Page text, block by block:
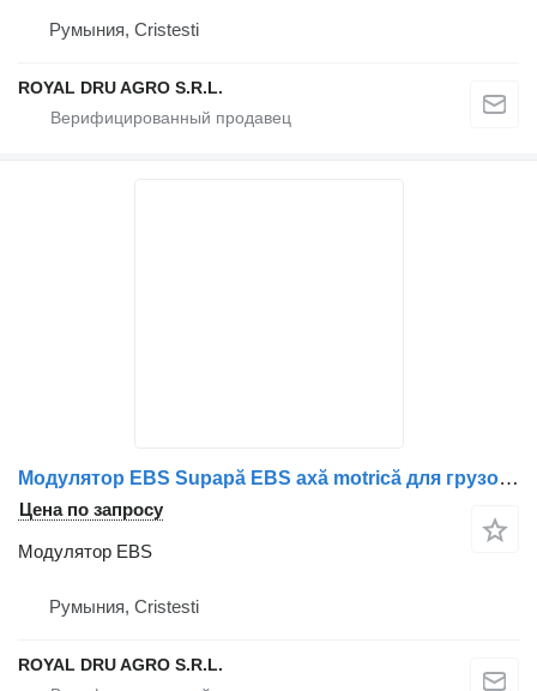
Румыния, Cristesti
ROYAL DRU AGRO S.R.L.
Модулятор EBS Supapă EBS axă motrică для грузовика MAN – Coduri: 81521066059, 81521066066, 81521066040, 81521066072, 81521069066
Цена по запросу
Модулятор EBS
Румыния, Cristesti
ROYAL DRU AGRO S.R.L.